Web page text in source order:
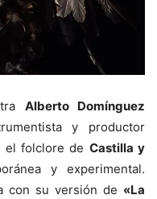
Alberto Domínguez
y productor
el folclore de Castilla y
y experimental.
con su versión de «La